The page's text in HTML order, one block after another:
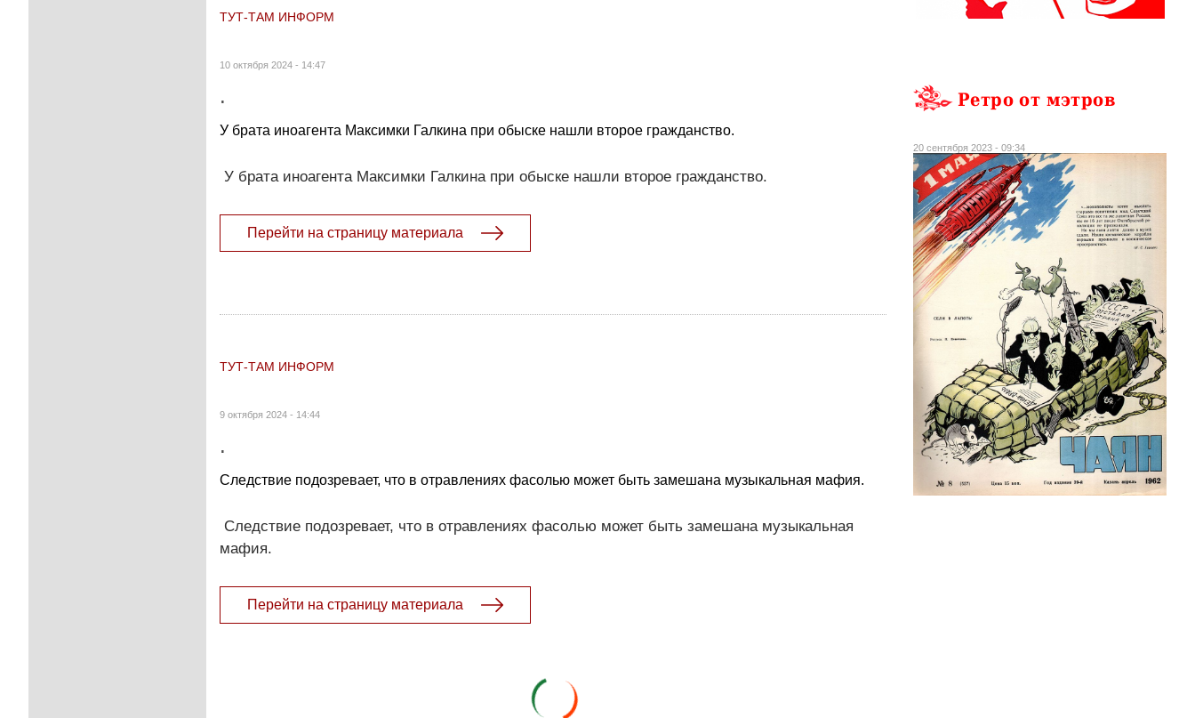
ТУТ-ТАМ ИНФОРМ
10 октября 2024 - 14:47
.
У брата иноагента Максимки Галкина при обыске нашли второе гражданство.
У брата иноагента Максимки Галкина при обыске нашли второе гражданство.
Перейти на страницу материала
ТУТ-ТАМ ИНФОРМ
9 октября 2024 - 14:44
.
Следствие подозревает, что в отравлениях фасолью может быть замешана музыкальная мафия.
Следствие подозревает, что в отравлениях фасолью может быть замешана музыкальная
мафия.
Перейти на страницу материала
Ретро от мэтров
20 сентября 2023 - 09:34